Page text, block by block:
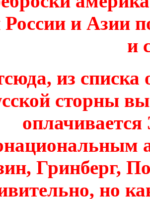
и Азии
и
из списка
сторны
Гринберг,
но